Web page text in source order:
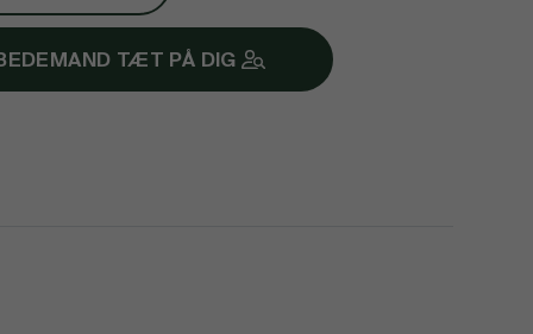
TÆT PÅ DIG